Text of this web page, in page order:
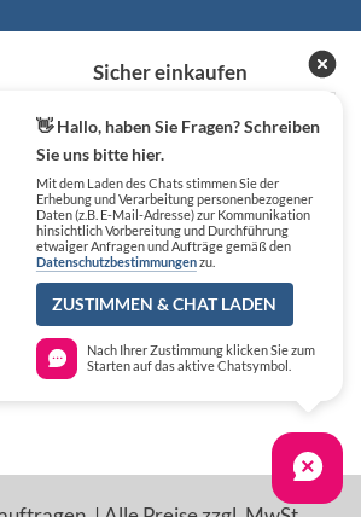
sich
Sicher einkaufen
👋 Hallo, haben Sie Fragen? Schreiben
Sie uns bitte hier.
Mit dem Laden des Chats stimmen Sie der
Erhebung und Verarbeitung personenbezogener
Daten (z.B. E-Mail-Adresse) zur Kommunikation
hinsichtlich Vorbereitung und Durchführung
etwaiger Anfragen und Aufträge gemäß den
Datenschutzbestimmungenzu.
ZUSTIMMEN & CHAT LADEN
Nach Ihrer Zustimmung klicken Sie zum
Starten auf das aktive Chatsymbol.